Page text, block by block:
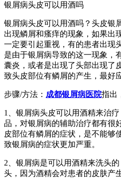
银屑病头皮可以用酒吗
银屑病头皮可以用酒吗？头皮银
出现鳞屑和瘙痒的现象，如果出
一定要引起重视，有的患者出现
是由于银屑病导致的这一现象，
囊炎，或者是出现了头部出现了
致头皮部位有鳞屑的产生，最好
步骤/方法： 成都银屑病医院指出
1、银屑病头皮可以用酒精来治
品，对银屑病的辅助治疗都有很
皮部位有鳞屑的症状，是不能够
致银屑病的症状更加严重。
2、银屑病是可以用酒精来洗头
头，因为酒精会对患者的皮肤产